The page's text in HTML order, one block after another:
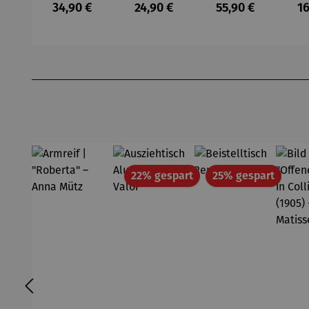
Alte
Regulärer Preis:
34,90 € Regulärer Preis:
24,90 €
Single
Regulärer Preis:
55,90 €
22% gespartRabatt25% gespartRabatt